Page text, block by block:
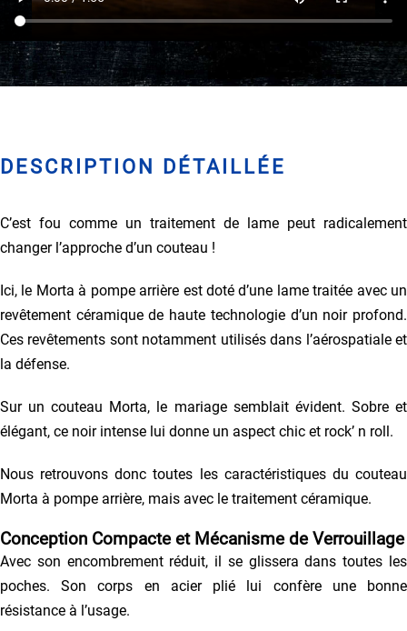
DESCRIPTION DÉTAILLÉE
C’est fou comme un traitement de lame peut radicalement
changer l’approche d’un couteau !
Ici, le Morta à pompe arrière est doté d’une lame traitée avec un
revêtement céramique de haute technologie d’un noir profond.
Ces revêtements sont notamment utilisés dans l’aérospatiale et
la défense.
Sur un couteau Morta, le mariage semblait évident. Sobre et
élégant, ce noir intense lui donne un aspect chic et rock’ n roll.
Nous retrouvons donc toutes les caractéristiques du couteau
Morta à pompe arrière, mais avec le traitement céramique.
Conception Compacte et Mécanisme de Verrouillage
Avec son encombrement réduit, il se glissera dans toutes les
poches. Son corps en acier plié lui confère une bonne
résistance à l’usage.